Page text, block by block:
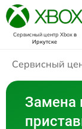
Сервисный центр Xboxв
Иркутске
Сервисный
Замена